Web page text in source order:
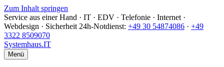
Zum Inhalt springen
Service aus einer Hand · IT · EDV · Telefonie · Internet ·
Webdesign · Sicherheit 24h-Notdienst: +49 30 54874086 · +49
3322 8509070
Systemhaus.IT
Menü